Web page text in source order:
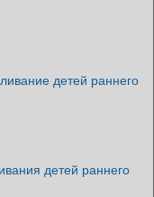
детей раннего
детей раннего